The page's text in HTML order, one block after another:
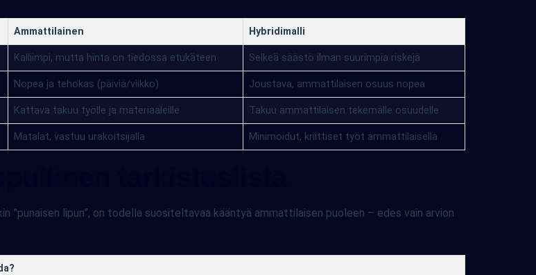
Ammattilainen Hybridimalli
Kalliimpi, mutta hinta on tiedossa etukäteen Selkeä säästö ilman suurimpia riskejä
Nopea ja tehokas (päiviä/viikko) Joustava, ammattilaisen osuus nopea
Kattava takuu työlle ja materiaaleille Takuu ammattilaisen tekemälle osuudelle
Matalat, vastuu urakoitsijalla Minimoidut, kriittiset työt ammattilaisella
”punaisen lipun”, on todella suositeltavaa kääntyä ammattilaisen puoleen – edes vain arvion